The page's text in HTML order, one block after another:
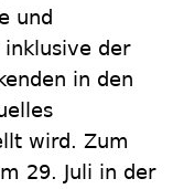
und
inklusive der
in den
wird. Zum
29. Juli in der